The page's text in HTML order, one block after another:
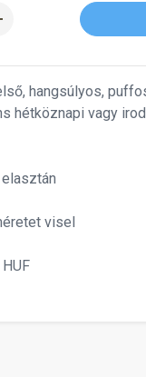
hangsúlyos,
hétköznapi vagy
visel